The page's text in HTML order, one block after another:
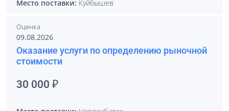
Место поставки: Куйбышев
Оценка
09.08.2026
Оказание услуги по определению рыночной
стоимости
30 000 ₽